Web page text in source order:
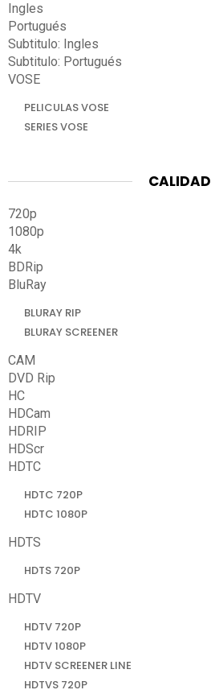
Ingles
Portugués
Subtitulo: Ingles
Subtitulo: Portugués
VOSE
PELICULAS VOSE
SERIES VOSE
CALIDAD
720p
1080p
4k
BDRip
BluRay
BLURAY RIP
BLURAY SCREENER
CAM
DVD Rip
HC
HDCam
HDRIP
HDScr
HDTC
HDTC 720P
HDTC 1080P
HDTS
HDTS 720P
HDTV
HDTV 720P
HDTV 1080P
HDTV SCREENER LINE
HDTVS 720P